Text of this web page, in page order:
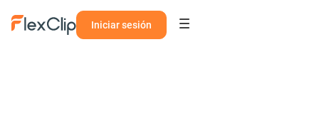
Iniciar sesión